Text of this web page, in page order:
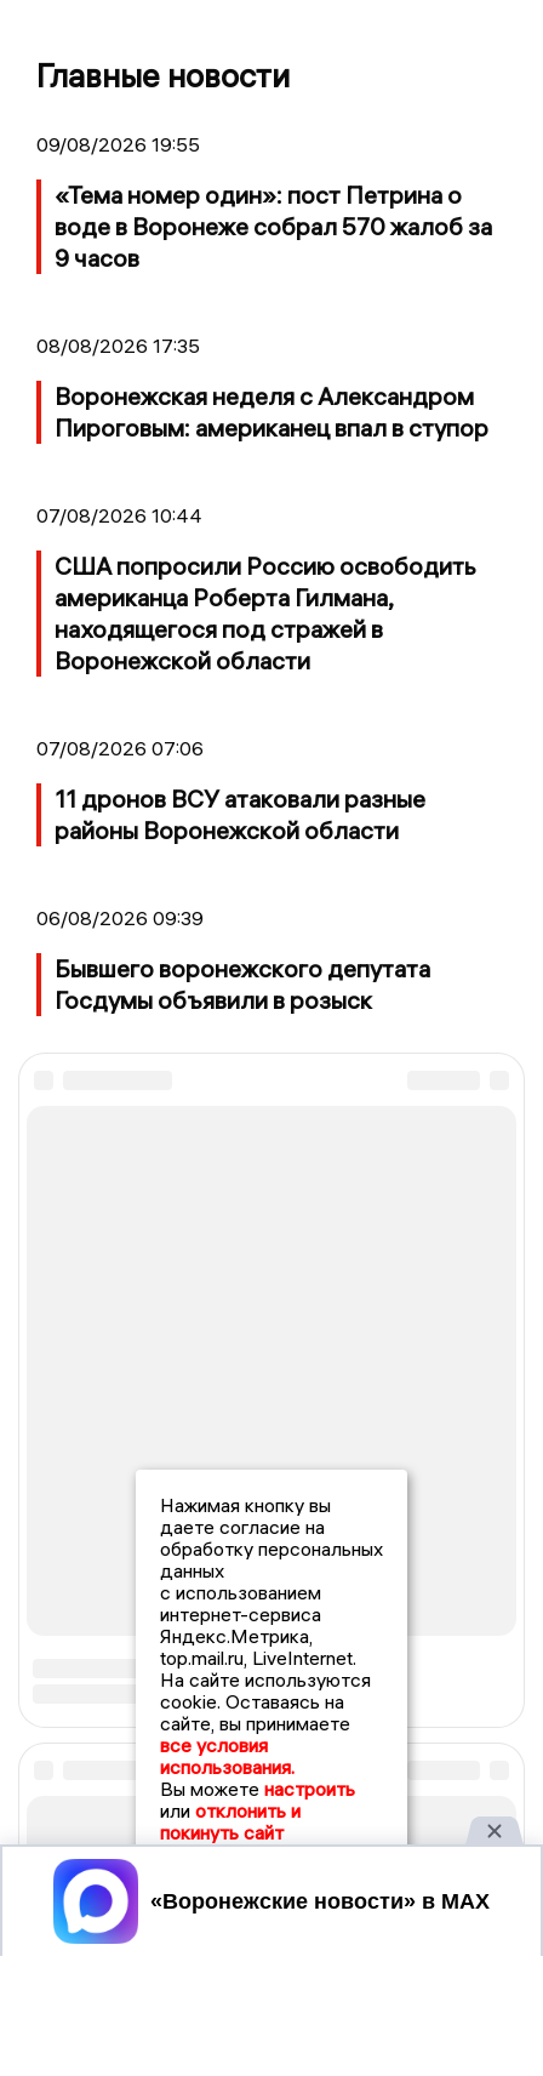
Главные новости
09/08/2026 19:55
«Тема номер один»: пост Петрина о
воде в Воронеже собрал 570 жалоб за
9 часов
08/08/2026 17:35
Воронежская неделя с Александром
Пироговым: американец впал в ступор
07/08/2026 10:44
США попросили Россию освободить
американца Роберта Гилмана,
находящегося под стражей в
Воронежской области
07/08/2026 07:06
11 дронов ВСУ атаковали разные
районы Воронежской области
06/08/2026 09:39
Бывшего воронежского депутата
Госдумы объявили в розыск
Нажимая кнопку вы
даете согласие на
обработку персональных
данных
с использованием
интернет-сервиса
Яндекс.Метрика,
top.mail.ru, LiveInternet.
На сайте используются
cookie. Оставаясь на
сайте, вы принимаете
все условия
использования.
Вы можете настроить
или отклонить и
покинуть сайт
Принять